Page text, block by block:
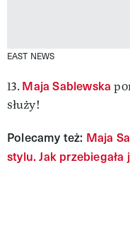
EAST NEWS
13. Maja Sablewska
służy!
Polecamy też: Maja
stylu. Jak